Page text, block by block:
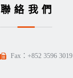
聯絡我們
Fax：+852 3596 3019